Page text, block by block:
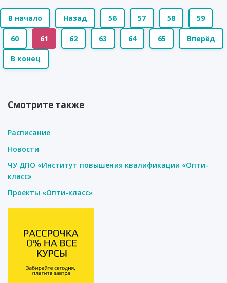
В начало Назад 56 57 58 59
60 61 62 63 64 65 Вперёд
В конец
Смотрите также
Расписание
Новости
ЧУ ДПО «Институт повышения квалификации «Опти-
класс»
Проекты «Опти-класс»